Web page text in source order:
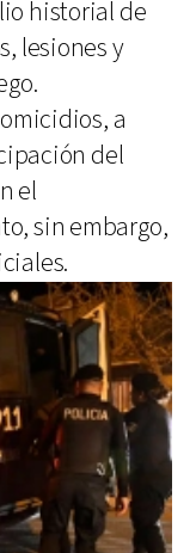
historial de
lesiones y
a
del
el
sin embargo,